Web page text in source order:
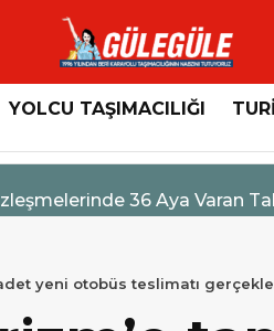
YOLCU TAŞIMACILIĞI
36 Aya Varan
yeni otobüs teslimatı